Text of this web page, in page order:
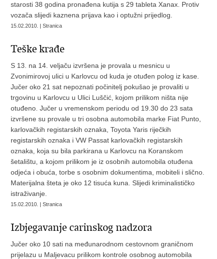
starosti 38 godina pronađena kutija s 29 tableta Xanax. Protiv
vozača slijedi kaznena prijava kao i optužni prijedlog.
15.02.2010. | Stranica
Teške krađe
S 13. na 14. veljaču izvršena je provala u mesnicu u
Zvonimirovoj ulici u Karlovcu od kuda je otuđen polog iz kase.
Jučer oko 21 sat nepoznati počinitelj pokušao je provaliti u
trgovinu u Karlovcu u Ulici Luščić, kojom prilikom ništa nije
otuđeno. Jučer u vremenskom periodu od 19.30 do 23 sata
izvršene su provale u tri osobna automobila marke Fiat Punto,
karlovačkih registarskih oznaka, Toyota Yaris riječkih
registarskih oznaka i VW Passat karlovačkih registarskih
oznaka, koja su bila parkirana u Karlovcu na Koranskom
šetalištu, a kojom prilikom je iz osobnih automobila otuđena
odjeća i obuća, torbe s osobnim dokumentima, mobiteli i slično.
Materijalna šteta je oko 12 tisuća kuna. Slijedi kriminalističko
istraživanje.
15.02.2010. | Stranica
Izbjegavanje carinskog nadzora
Jučer oko 10 sati na međunarodnom cestovnom graničnom
prijelazu u Maljevacu prilikom kontrole osobnog automobila